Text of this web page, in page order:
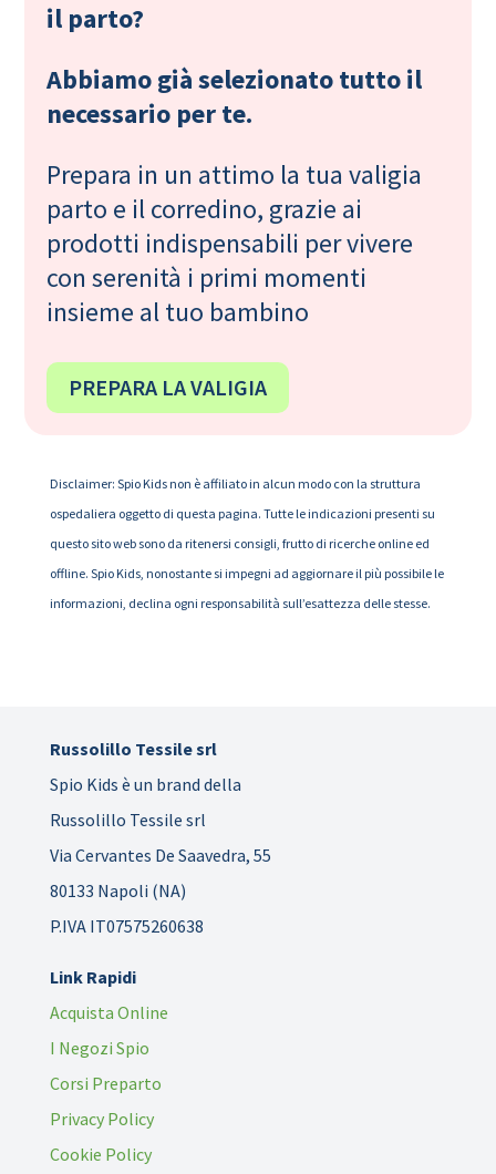
il parto?
Abbiamo già selezionato tutto il
necessario per te.
Prepara in un attimo la tua valigia
parto e il corredino, grazie ai
prodotti indispensabili per vivere
con serenità i primi momenti
insieme al tuo bambino
PREPARA LA VALIGIA
Disclaimer: Spio Kids non è affiliato in alcun modo con la struttura
ospedaliera oggetto di questa pagina. Tutte le indicazioni presenti su
questo sito web sono da ritenersi consigli, frutto di ricerche online ed
offline. Spio Kids, nonostante si impegni ad aggiornare il più possibile le
informazioni, declina ogni responsabilità sull’esattezza delle stesse.
Russolillo Tessile srl
Spio Kids è un brand della
Russolillo Tessile srl
Via Cervantes De Saavedra, 55
80133 Napoli (NA)
P.IVA IT07575260638
Link Rapidi
Acquista Online
I Negozi Spio
Corsi Preparto
Privacy Policy
Cookie Policy